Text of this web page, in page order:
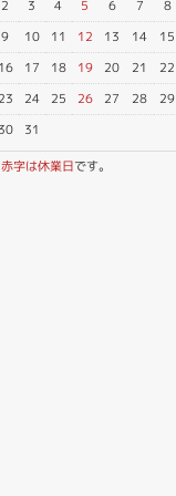
2
3 4 5 6 7
8
9
10 11 12 13 14
15
16
17 18 19 20 21
22
23
24 25 26 27 28
29
30
31
赤字は休業日です。